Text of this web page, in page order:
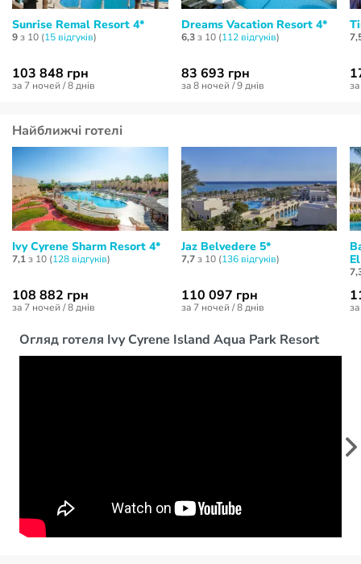
Огляд готеля Ivy Cyrene Island Aqua Park Resort
Sunrise Remal Resort 4*
9з 10 (15 відгуків)
103 848 грн
за 7 ночей / 8 днів
Dreams Vacation Resort 4*
6,3з 10 (112 відгуків)
83 693 грн
за 8 ночей / 9 днів
Найближчі готелі
Ivy Cyrene Sharm Resort 4*
7,1з 10 (128 відгуків)
108 882 грн
за 7 ночей / 8 днів
Jaz Belvedere 5*
7,7з 10 (136 відгуків)
110 097 грн
за 7 ночей / 8 днів